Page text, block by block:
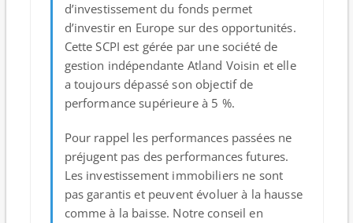
d’investissement du fonds permet
d’investir en Europe sur des opportunités.
Cette SCPI est gérée par une société de
gestion indépendante Atland Voisin et elle
a toujours dépassé son objectif de
performance supérieure à 5 %.
Pour rappel les performances passées ne
préjugent pas des performances futures.
Les investissement immobiliers ne sont
pas garantis et peuvent évoluer à la hausse
comme à la baisse. Notre conseil en